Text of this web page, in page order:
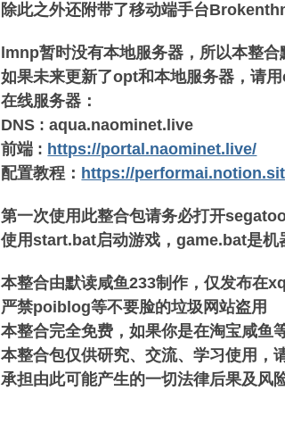
除此之外还附带了移动端手台
lmnp暂时没有本地服务器，所以本整
如果未来更新了opt和本地服务器，请
在线服务器：
DNS : aqua.naominet.live
前端 : https://portal.naominet.live/
配置教程： https://
第一次使用此整合包请务必打开
使用start.bat启动游戏，game.bat是机
本整合由默读咸鱼233制作，仅发布在
严禁poiblog等不要脸的垃圾网站盗用
本整合完全免费，如果你是在淘宝咸鱼
本整合包仅供研究、交流、学习使用，
承担由此可能产生的一切法律后果及风险